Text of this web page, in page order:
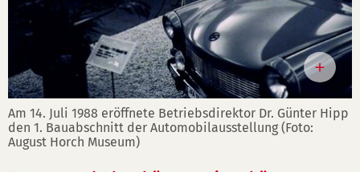
Am 14. Juli 1988 eröffnete Betriebsdirektor Dr. Günter Hipp
den 1. Bauabschnitt der Automobilausstellung (Foto:
August Horch Museum)